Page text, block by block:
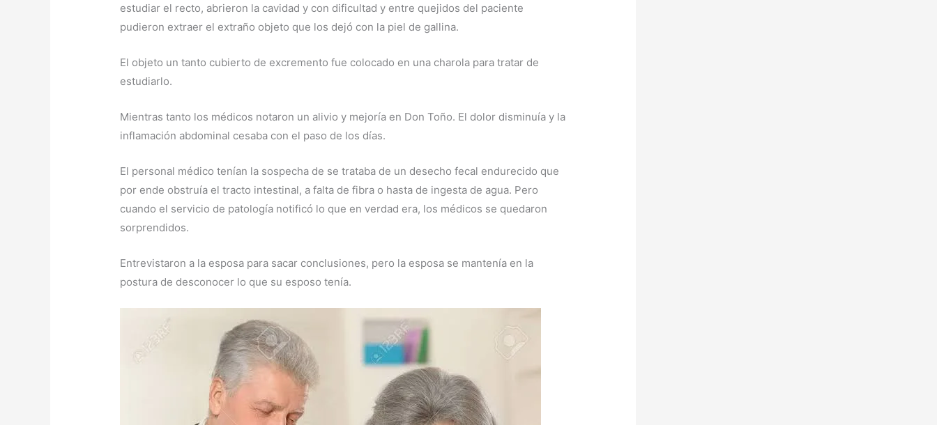
estudiar el recto, abrieron la cavidad y con dificultad y entre quejidos del paciente
pudieron extraer el extraño objeto que los dejó con la piel de gallina.
El objeto un tanto cubierto de excremento fue colocado en una charola para tratar de
estudiarlo.
Mientras tanto los médicos notaron un alivio y mejoría en Don Toño. El dolor disminuía y la
inflamación abdominal cesaba con el paso de los días.
El personal médico tenían la sospecha de se trataba de un desecho fecal endurecido que
por ende obstruía el tracto intestinal, a falta de fibra o hasta de ingesta de agua. Pero
cuando el servicio de patología notificó lo que en verdad era, los médicos se quedaron
sorprendidos.
Entrevistaron a la esposa para sacar conclusiones, pero la esposa se mantenía en la
postura de desconocer lo que su esposo tenía.